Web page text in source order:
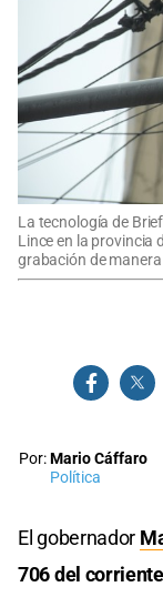
La tecnología de
Lince en la provincia
grabación de
Por:Mario Cáffaro
Política
El gobernador
706 del